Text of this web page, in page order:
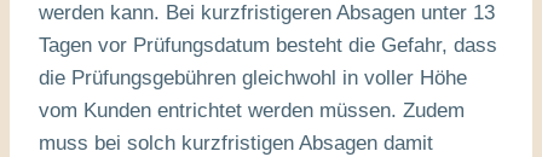
werden kann. Bei kurzfristigeren Absagen unter 13
Tagen vor Prüfungsdatum besteht die Gefahr, dass
die Prüfungsgebühren gleichwohl in voller Höhe
vom Kunden entrichtet werden müssen. Zudem
muss bei solch kurzfristigen Absagen damit